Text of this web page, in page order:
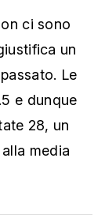
ci sono
un
Le
e dunque
28, un
media